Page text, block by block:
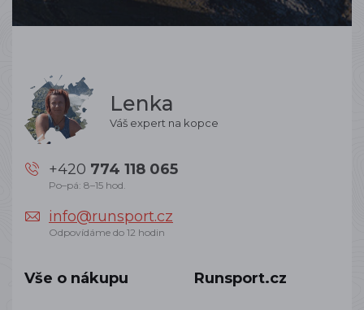
Lenka
Váš expert na kopce
+420 774 118 065
Po–pá: 8–15 hod.
info@runsport.cz
Odpovídáme do 12 hodin
Vše o nákupu Runsport.cz